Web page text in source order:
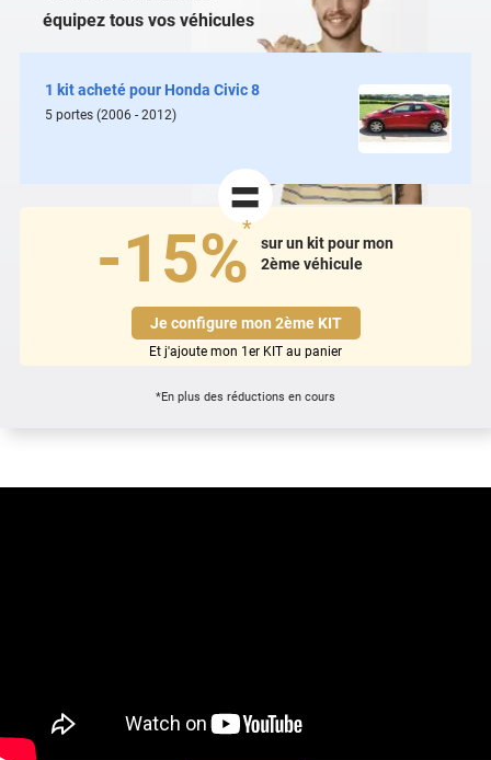
équipez tous vos véhicules
1 kit acheté pour Honda Civic 8
5portes (2006 - 2012)
=
-15%*
sur un kit pour mon
2ème véhicule
Je configure mon 2ème KIT
Et j'ajoute mon 1er KIT au panier
*En plus des réductions en cours